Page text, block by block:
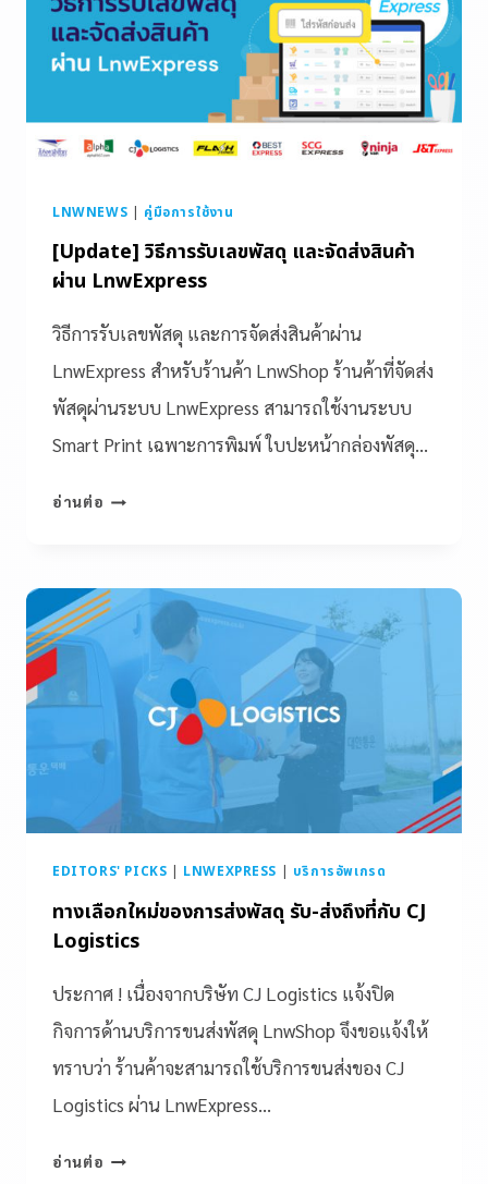
LNWNEWS | คู่มือการใช้งาน
[Update] วิธีการรับเลขพัสดุ และจัดส่งสินค้า
ผ่าน LnwExpress
วิธีการรับเลขพัสดุ และการจัดส่งสินค้าผ่าน
LnwExpress สำหรับร้านค้า LnwShop ร้านค้าที่จัดส่ง
พัสดุผ่านระบบ LnwExpress สามารถใช้งานระบบ
Smart Print เฉพาะการพิมพ์ ใบปะหน้ากล่องพัสดุ…
อ่านต่อ
EDITORS' PICKS LNWEXPRESS บริการอัพเกรด
ทางเลือกใหม่ของการส่งพัสดุ รับ-ส่งถึงที่กับ CJ
Logistics
ประกาศ ! เนื่องจากบริษัท CJ Logistics แจ้งปิด
กิจการด้านบริการขนส่งพัสดุ LnwShop จึงขอแจ้งให้
ทราบว่า ร้านค้าจะสามารถใช้บริการขนส่งของ CJ
Logistics ผ่าน LnwExpress…
อ่านต่อ